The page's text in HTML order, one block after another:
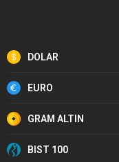
DOLAR
EURO
GRAM ALTIN
BIST 100